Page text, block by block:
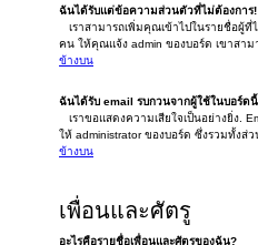
ฉันได้รับแต่ข้อความส่วนตัวที่ไม่ต้องการ!
เราสามารถเพิ่มคุณเข้าไปในรายชื่อผู้
คน ให้คุณแจ้ง admin ของบอร์ด เขาสา
ข้างบน
ฉันได้รับ email รบกวนจากผู้ใช้ในบอร์ด
เราขอแสดงความเสียใจเป็นอย่างยิ่ง.
ให้ administrator ของบอร์ด ซึ่งรวมทั้งส่
ข้างบน
เพื่อนและศัตรู
อะไรคือรายชื่อเพื่อนและศัตรูของฉัน?